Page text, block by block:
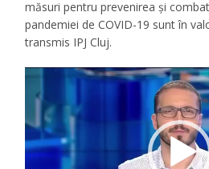
măsuri pentru prevenirea și
pandemiei de COVID-19 sunt în
transmis IPJ Cluj.
video